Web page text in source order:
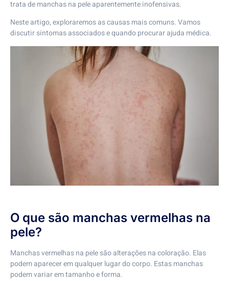
trata de manchas na pele aparentemente inofensivas.
Neste artigo, exploraremos as causas mais comuns. Vamos
discutir sintomas associados e quando procurar ajuda médica.
O que são manchas vermelhas na
pele?
Manchas vermelhas na pele são alterações na coloração. Elas
podem aparecer em qualquer lugar do corpo. Estas manchas
podem variar em tamanho e forma.